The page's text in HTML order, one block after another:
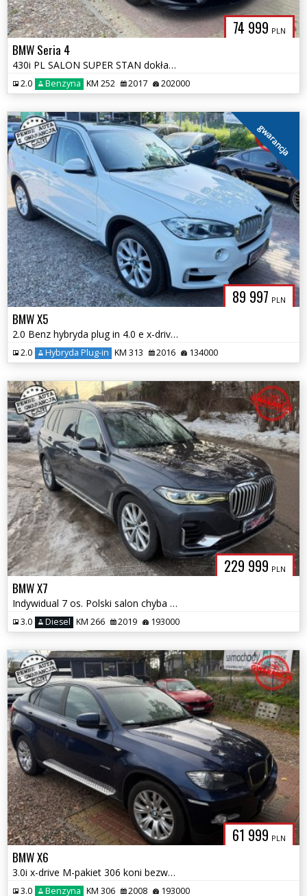
74 999 PLN
BMW Seria 4
430i PL SALON SUPER STAN dokładki duży serwis M-PAKIET
2.0 Benzyna KM 252 2017 202000
89 997 PLN
gwarancja
BMW X5
2.0 Benz hybryda plug in 4.0 e x-drive max opcja 133 tys km gwarancja
2.0 Hybryda Plug-in KM 313 2016 134000
229 999 PLN
BMW X7
Indywidual 7 os. Polski salon chyba wszystko co możliwe 1.r.gwarancji
3.0 Diesel KM 266 2019 193000
61 999 PLN
BMW X6
3.0i x-drive M-pakiet 306 koni bezwypadkowa pilny stan 2 wl 1.r.gwaran
3.0 Benzyna KM 306 2008 193000